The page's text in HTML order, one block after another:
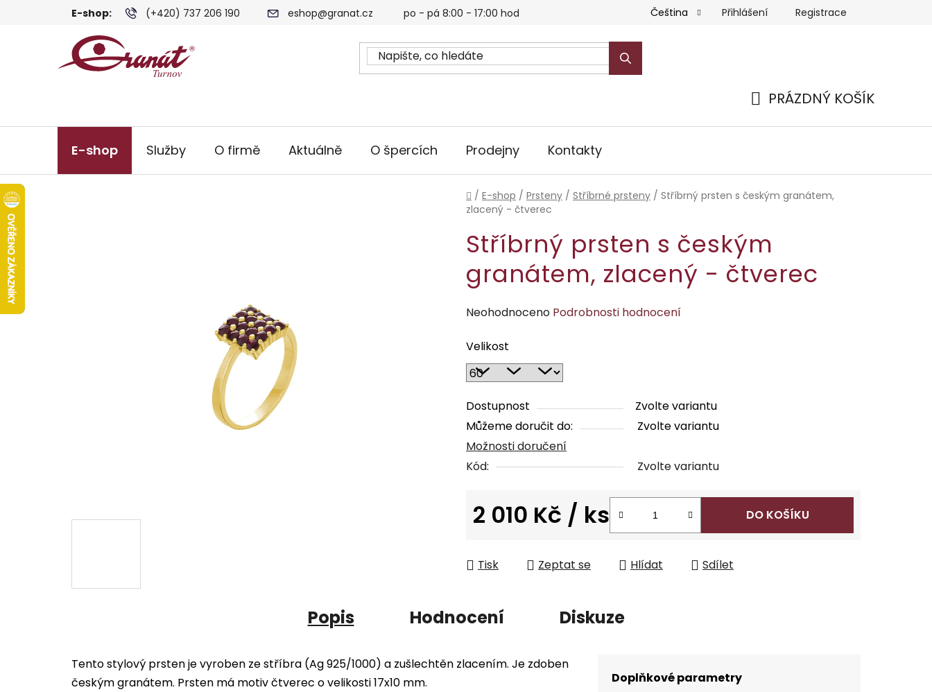
E-shop: (+420) 737 206 190 eshop@granat.cz po - pá 8:00 - 17:00 hod Čeština Přihlášení Registrace
PRÁZDNÝ KOŠÍK
E-shop Služby O firmě Aktuálně O špercích Prodejny Kontakty
Domů
/ E-shop / Prsteny / Stříbrné prsteny / Stříbrný prsten s českým granátem,
zlacený - čtverec
Stříbrný prsten s českým
granátem, zlacený - čtverec
Průměrné
produktu
je
0,0
z
5
hvězdiček.
Neohodnoceno Podrobnosti hodnocení
Velikost
Dostupnost
Zvolte variantu
Můžeme doručit do:
Zvolte variantu
Možnosti doručení
Kód:
Zvolte variantu
2 010 Kč / ks DO KOŠÍKU
Tisk Zeptat se Hlídat Sdílet
Popis Hodnocení Diskuze
Tento stylový prsten je vyroben ze stříbra (Ag 925/1000) a zušlechtěn zlacením. Je zdoben
českým granátem. Prsten má motiv čtverec o velikosti 17x10 mm.
Doplňkové parametry